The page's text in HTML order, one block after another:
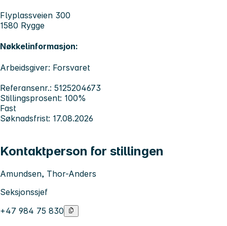
Flyplassveien 300
1580 Rygge
Nøkkelinformasjon:
Arbeidsgiver: Forsvaret
Referansenr.: 5125204673
Stillingsprosent: 100%
Fast
Søknadsfrist: 17.08.2026
Kontaktperson for stillingen
Amundsen, Thor-Anders
Seksjonssjef
+47 984 75 830